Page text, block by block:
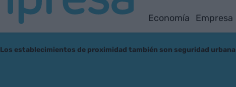
Economía Empresa
Los establecimientos de proximidad también son seguridad urbana